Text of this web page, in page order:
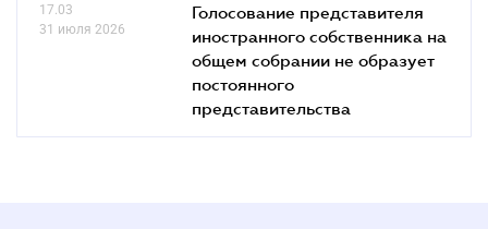
17.03
31 июля 2026
Голосование представителя
иностранного собственника на
общем собрании не образует
постоянного
представительства